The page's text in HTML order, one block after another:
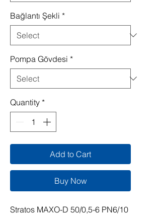
Bağlantı Şekli *
Pompa Gövdesi *
Quantity *
Add to Cart
Buy Now
Stratos MAXO-D 50/0,5-6 PN6/10